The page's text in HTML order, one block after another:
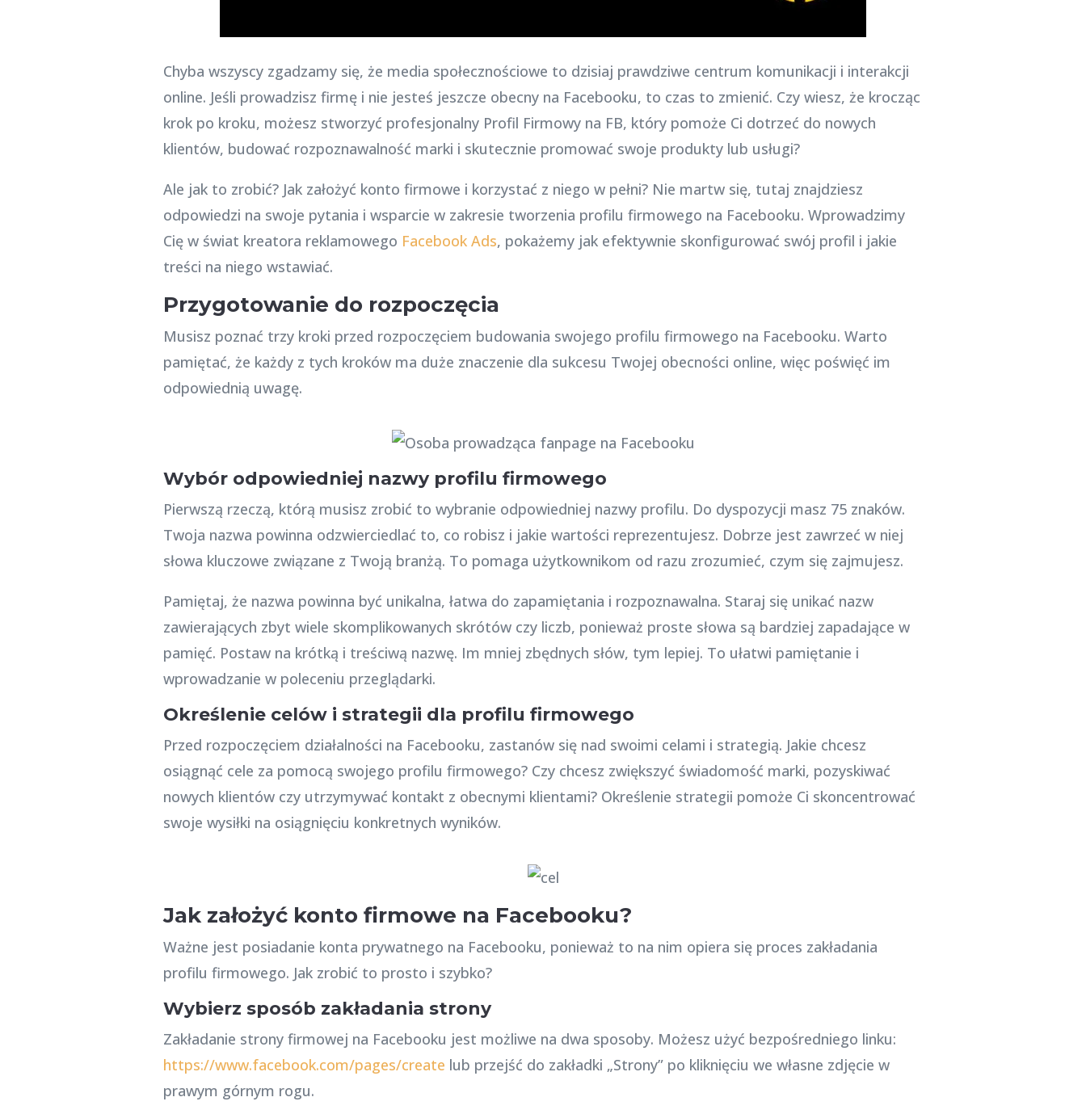
Chyba wszyscy zgadzamy się, że media społecznościowe to dzisiaj prawdziwe centrum komunikacji i interakcji
online. Jeśli prowadzisz firmę i nie jesteś jeszcze obecny na Facebooku, to czas to zmienić. Czy wiesz, że krocząc
krok po kroku, możesz stworzyć profesjonalny Profil Firmowy na FB, który pomoże Ci dotrzeć do nowych
klientów, budować rozpoznawalność marki i skutecznie promować swoje produkty lub usługi?
Ale jak to zrobić? Jak założyć konto firmowe i korzystać z niego w pełni? Nie martw się, tutaj znajdziesz
odpowiedzi na swoje pytania i wsparcie w zakresie tworzenia profilu firmowego na Facebooku. Wprowadzimy
Cię w świat kreatora reklamowego Facebook Ads, pokażemy jak efektywnie skonfigurować swój profil i jakie
treści na niego wstawiać.
Przygotowanie do rozpoczęcia
Musisz poznać trzy kroki przed rozpoczęciem budowania swojego profilu firmowego na Facebooku. Warto
pamiętać, że każdy z tych kroków ma duże znaczenie dla sukcesu Twojej obecności online, więc poświęć im
odpowiednią uwagę.
Wybór odpowiedniej nazwy profilu firmowego
Pierwszą rzeczą, którą musisz zrobić to wybranie odpowiedniej nazwy profilu. Do dyspozycji masz 75 znaków.
Twoja nazwa powinna odzwierciedlać to, co robisz i jakie wartości reprezentujesz. Dobrze jest zawrzeć w niej
słowa kluczowe związane z Twoją branżą. To pomaga użytkownikom od razu zrozumieć, czym się zajmujesz.
Pamiętaj, że nazwa powinna być unikalna, łatwa do zapamiętania i rozpoznawalna. Staraj się unikać nazw
zawierających zbyt wiele skomplikowanych skrótów czy liczb, ponieważ proste słowa są bardziej zapadające w
pamięć. Postaw na krótką i treściwą nazwę. Im mniej zbędnych słów, tym lepiej. To ułatwi pamiętanie i
wprowadzanie w poleceniu przeglądarki.
Określenie celów i strategii dla profilu firmowego
Przed rozpoczęciem działalności na Facebooku, zastanów się nad swoimi celami i strategią. Jakie chcesz
osiągnąć cele za pomocą swojego profilu firmowego? Czy chcesz zwiększyć świadomość marki, pozyskiwać
nowych klientów czy utrzymywać kontakt z obecnymi klientami? Określenie strategii pomoże Ci skoncentrować
swoje wysiłki na osiągnięciu konkretnych wyników.
Jak założyć konto firmowe na Facebooku?
Ważne jest posiadanie konta prywatnego na Facebooku, ponieważ to na nim opiera się proces zakładania
profilu firmowego. Jak zrobić to prosto i szybko?
Wybierz sposób zakładania strony
Zakładanie strony firmowej na Facebooku jest możliwe na dwa sposoby. Możesz użyć bezpośredniego linku:
https://www.facebook.com/pages/create lub przejść do zakładki „Strony” po kliknięciu we własne zdjęcie w
prawym górnym rogu.